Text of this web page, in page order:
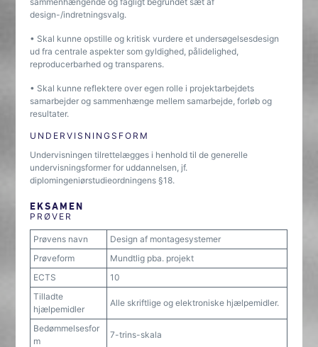
design-/indretningsvalg.
• Skal kunne opstille og kritisk vurdere et undersøgelsesdesign
ud fra centrale aspekter som gyldighed, pålidelighed,
reproducerbarhed og transparens.
• Skal kunne reflektere over egen rolle i projektarbejdets
samarbejder og sammenhænge mellem samarbejde, forløb og
resultater.
UNDERVISNINGSFORM
Undervisningen tilrettelægges i henhold til de generelle
undervisningsformer for uddannelsen, jf.
diplomingeniørstudieordningens §18.
EKSAMEN
PRØVER
Prøvens navn
Design af montagesystemer
Prøveform
Mundtlig pba. projekt
ECTS
10
Tilladte
hjælpemidler
Alle skriftlige og elektroniske hjælpemidler.
Bedømmelsesfor
m
7-trins-skala